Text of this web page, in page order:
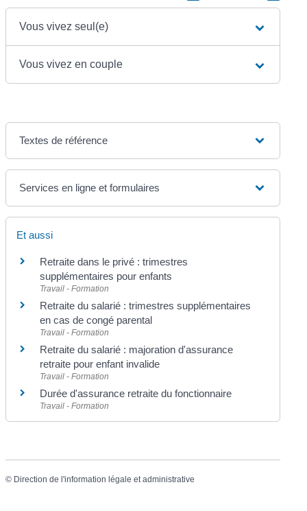
Vous vivez seul(e)
Vous vivez en couple
Textes de référence
Services en ligne et formulaires
Et aussi
Retraite dans le privé : trimestres
supplémentaires pour enfants
Travail - Formation
Retraite du salarié : trimestres supplémentaires
en cas de congé parental
Travail - Formation
Retraite du salarié : majoration d'assurance
retraite pour enfant invalide
Travail - Formation
Durée d'assurance retraite du fonctionnaire
Travail - Formation
© Direction de l'information légale et administrative